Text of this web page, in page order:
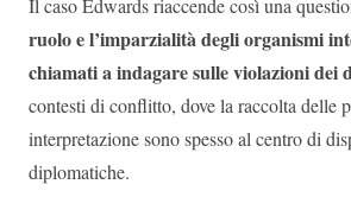
Il caso Edwards riaccende così una
ruolo e l’imparzialità degli organismi
chiamati a indagare sulle violazioni dei
contesti di conflitto, dove la raccolta delle
interpretazione sono spesso al centro di
diplomatiche.